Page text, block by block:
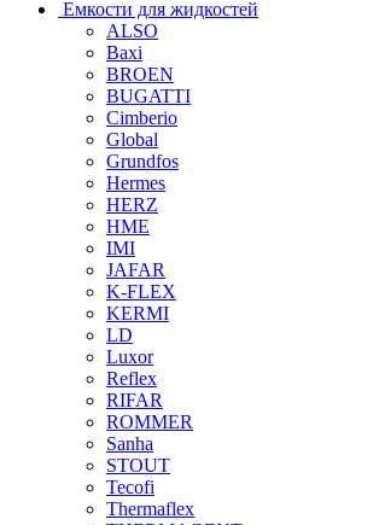
Емкости для жидкостей
ALSO
Baxi
BROEN
BUGATTI
Cimberio
Global
Grundfos
Hermes
HERZ
HME
IMI
JAFAR
K-FLEX
KERMI
LD
Luxor
Reflex
RIFAR
ROMMER
Sanha
STOUT
Tecofi
Thermaflex